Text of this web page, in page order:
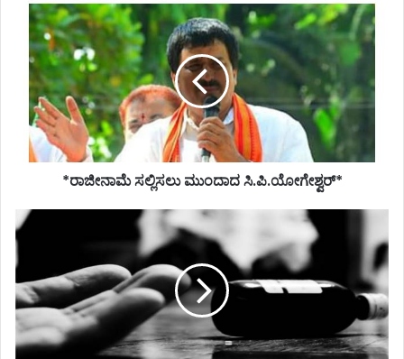
*ರಾಜೀನಾಮೆ
ಸಲ್ಲಿಸಲು
ಮುಂದಾದ
ಸಿ.ಪಿ.ಯೋಗೇಶ್ವರ್*
*ರಾಜೀನಾಮೆ ಸಲ್ಲಿಸಲು ಮುಂದಾದ ಸಿ.ಪಿ.ಯೋಗೇಶ್ವರ್*
*ಮೂವರು
ಮಕ್ಕಳಿಗೆ
ವಿಷಕೊಟ್ಟ
ತಾನೂ
ಸೇವಿಸಿ
ಆತ್ಮಹತ್ಯೆಗೆ
ಯತ್ನ: